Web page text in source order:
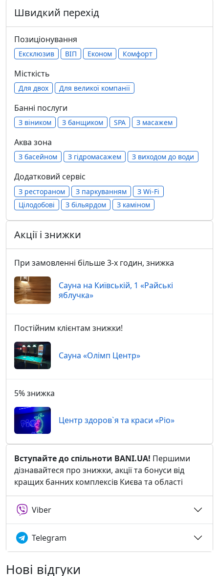
Швидкий перехід
Позиціонування
Ексклюзив ВІП Економ Комфорт
Місткість
Для двох Для великої компанії
Банні послуги
З віником З банщиком SPA З масажем
Аква зона
З басейном З гідромасажем З виходом до води
Додатковий сервіс
З рестораном З паркуванням
З Wi-Fi
Цілодобові
З більярдом З каміном
Акції і знижки
При замовленні більше 3-х годин, знижка
Сауна на Київській, 1 «Райські
яблучка»
Постійним клієнтам знижки!
Сауна «Олімп Центр»
5% знижка
Центр здоров`я та краси «Ріо»
Вступайте до спільноти BANI.UA! Першими
дізнавайтеся про знижки, акції та бонуси від
кращих банних комплексів Києва та області
Viber
Telegram
Нові відгуки